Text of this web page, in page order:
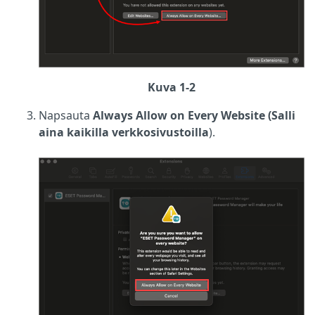
Kuva 1-2
Napsauta Always Allow on Every Website (Salli
aina kaikilla verkkosivustoilla).